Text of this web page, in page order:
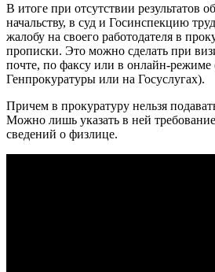
В итоге при отсутствии результатов
начальству, в суд и Госинспекцию
жалобу на своего работодателя в
прописки. Это можно сделать при
почте, по факсу или в онлайн-режиме
Генпрокуратуры или на Госуслугах).
Причем в прокуратуру нельзя
Можно лишь указать в ней
сведений о физлице.